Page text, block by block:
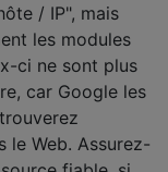
/ IP", mais
les modules
ci ne sont plus
car Google les
le Web. Assurez-